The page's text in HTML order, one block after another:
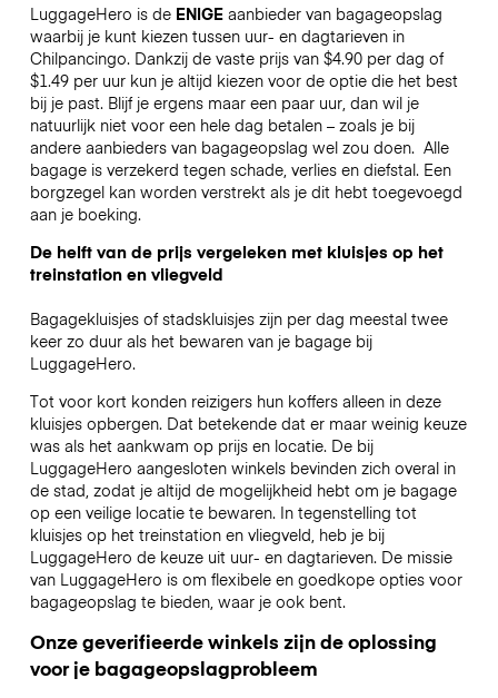
LuggageHero is de ENIGEaanbieder van bagageopslag
waarbij je kunt kiezen tussen uur- en dagtarieven in
Chilpancingo. Dankzij de vaste prijs van $4.90 per dag of
$1.49 per uur kun je altijd kiezen voor de optie die het best
bij je past. Blijf je ergens maar een paar uur, dan wil je
natuurlijk niet voor een hele dag betalen – zoals je bij
andere aanbieders van bagageopslag wel zou doen. Alle
bagage is verzekerd tegen schade, verlies en diefstal. Een
borgzegel kan worden verstrekt als je dit hebt toegevoegd
aan je boeking.
De helft van de prijs vergeleken met kluisjes op het
treinstation en vliegveld
Bagagekluisjes of stadskluisjes zijn per dag meestal twee
keer zo duur als het bewaren van je bagage bij
LuggageHero.
Tot voor kort konden reizigers hun koffers alleen in deze
kluisjes opbergen. Dat betekende dat er maar weinig keuze
was als het aankwam op prijs en locatie. De bij
LuggageHero aangesloten winkels bevinden zich overal in
de stad, zodat je altijd de mogelijkheid hebt om je bagage
op een veilige locatie te bewaren. In tegenstelling tot
kluisjes op het treinstation en vliegveld, heb je bij
LuggageHero de keuze uit uur- en dagtarieven. De missie
van LuggageHero is om flexibele en goedkope opties voor
bagageopslag te bieden, waar je ook bent.
Onze geverifieerde winkels zijn de oplossing
voor je bagageopslagprobleem